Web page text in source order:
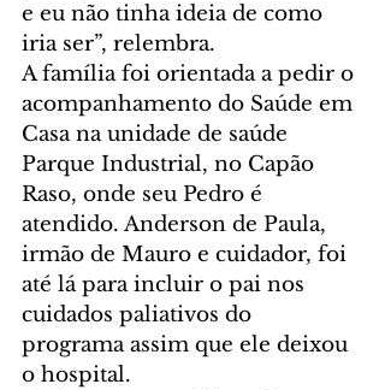
e eu não tinha ideia de como
iria ser”, relembra.
A família foi orientada a pedir o
acompanhamento do Saúde em
Casa na unidade de saúde
Parque Industrial, no Capão
Raso, onde seu Pedro é
atendido. Anderson de Paula,
irmão de Mauro e cuidador, foi
até lá para incluir o pai nos
cuidados paliativos do
programa assim que ele deixou
o hospital.